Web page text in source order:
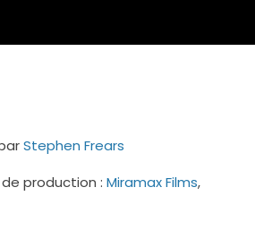
Stephen Frears
production : Miramax Films,